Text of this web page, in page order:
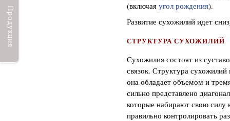
(включая угол рождения).
Развитие сухожилий идет
СТРУКТУРА СУХОЖИЛИЙ
Сухожилия состоят из
связок. Структура
она обладает объемом и
сильно представлено
которые набирают свою силу
правильно контролировать
Продукция